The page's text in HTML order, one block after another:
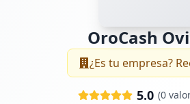
OroCash
¿Es tu empresa?
5.0 (0